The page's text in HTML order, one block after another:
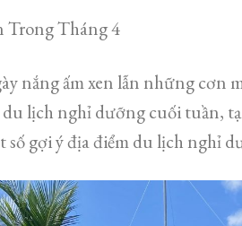
Tháng 4
nắng ấm xen lẫn những cơn
lịch nghỉ dưỡng cuối tuần,
gợi ý địa điểm du lịch nghỉ